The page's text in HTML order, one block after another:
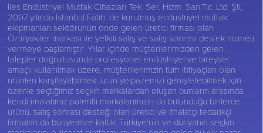
İles Endüstriyel Mutfak Cihazları Tek. Ser. Hizm. San.Tic. Ltd. Şti,
2007 yılında İstanbul Fatih’ de kurulmuş endüstriyel mutfak
ekipmanları sektörünün önde gelen üretici firması olan
Öztiryakiler markası ile yetkili satış ve satış sonrası destek hizmeti
vermeye başlamıştır. Yıllar içinde müşterilerimizden gelen
talepler doğrultusunda profesyonel endüstriyel ve bireysel
amaçlı kullanılmak üzere, müşterilerimizin tüm ihtiyaçları olan
ürünleri karşılayabilmek, ürün yelpazemizi genişletebilmek için
özenle seçtiğimiz seçkin markalardan oluşan bunların arasında
kendi imalatımız patentli markalarımızın da bulunduğu binlerce
ürünü, satış sonrası desteği olan üretici ve ithalatçı tedarikçi
firmaları da bünyemize kattık. Türkiye’nin ve dünyanın seçkin